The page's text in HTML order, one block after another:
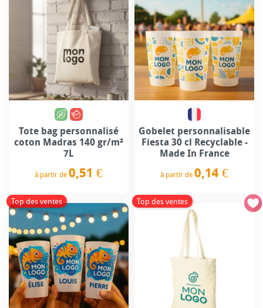
Tote bag personnalisé
coton Madras 140 gr/m²
7L
à partir de 0,51 €
Gobelet personnalisable
Fiesta 30 cl Recyclable -
Made In France
à partir de 0,14 €
Top des ventes Top des ventes